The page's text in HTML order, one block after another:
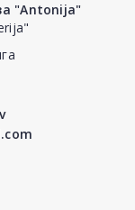
"Antonija"